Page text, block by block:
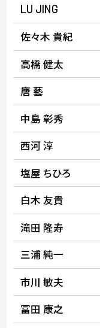
LU JING
佐々木 貴紀
高橋 健太
唐 藝
中島 彰秀
西河 淳
塩屋 ちひろ
白木 友貴
滝田 隆寿
三浦 純一
市川 敏夫
冨田 康之